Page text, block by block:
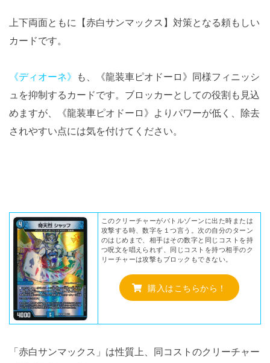
上下両面ともに【赤白サンマックス】対策となる頼もしい
カードです。
《ディオーネ》 も、《龍装車ピオドーロ》同様フィニッシ
ュを抑制するカードです。ブロッカーとしての役割も見込
めますが、《龍装車ピオドーロ》よりパワーが低く、除去
されやすい点には気を付けてください。
このクリーチャーがバトルゾーンに出た時または
攻撃する時、数字を１つ言う。次の自分のターン
のはじめまで、相手はその数字と同じコストを持
つ呪文を唱えられず、同じコストを持つ相手のク
リーチャーは攻撃もブロックもできない。
購入はこちらから！
「赤白サンマックス」は性質上、同コストのクリーチャー